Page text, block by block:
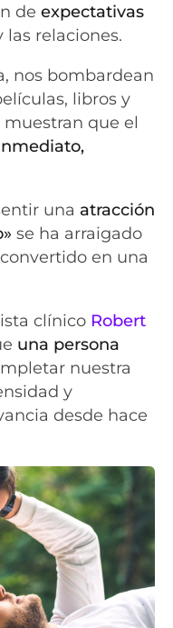
de expectativas
las relaciones.
nos bombardean
libros y
que el
una atracción
se ha arraigado
en una
clínico Robert
una persona
nuestra
y
desde hace